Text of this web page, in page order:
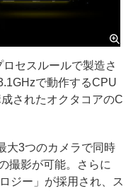
セスルールで製造さ
で動作するCPU
されたオクタコアのC
大3つのカメラで同時
撮影が可能。さらに
ジー」が採用され、ス